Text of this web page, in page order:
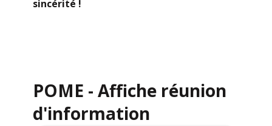
sincérité !
POME - Affiche réunion
d'information